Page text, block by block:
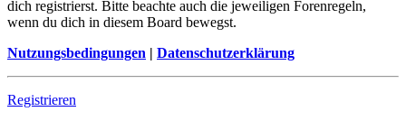
dich registrierst. Bitte beachte auch die jeweiligen Forenregeln,
wenn du dich in diesem Board bewegst.
Nutzungsbedingungen | Datenschutzerklärung
Registrieren